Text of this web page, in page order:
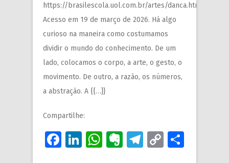
https://brasilescola.uol.com.br/artes/danca.htm.
Acesso em 19 de março de 2026. Há algo
curioso na maneira como costumamos
dividir o mundo do conhecimento. De um
lado, colocamos o corpo, a arte, o gesto, o
movimento. De outro, a razão, os números,
a abstração. A {{…}}
Compartilhe:
Facebook
LinkedIn
WhatsApp
Evernote
Telegram
Copy